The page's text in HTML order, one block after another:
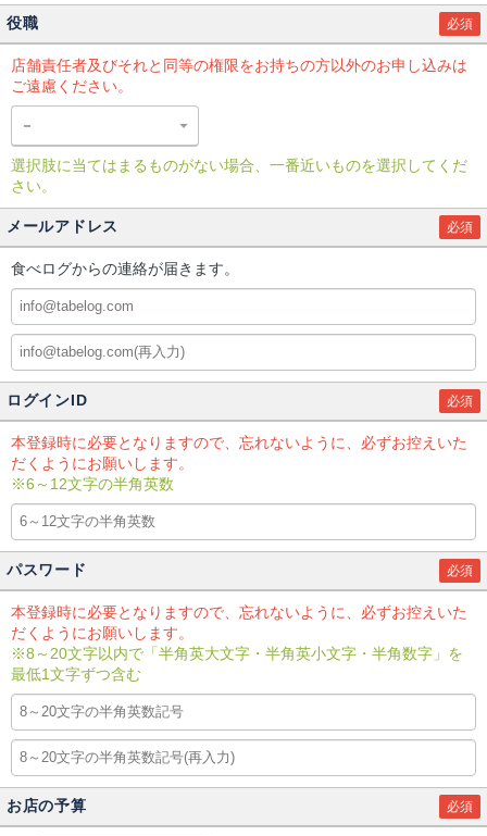
役職 必須
店舗責任者及びそれと同等の権限をお持ちの方以外のお申し込みは
ご遠慮ください。
選択肢に当てはまるものがない場合、一番近いものを選択してくだ
さい。
メールアドレス 必須
食べログからの連絡が届きます。
ログインID 必須
本登録時に必要となりますので、忘れないように、必ずお控えいた
だくようにお願いします。
※6～12文字の半角英数
パスワード 必須
本登録時に必要となりますので、忘れないように、必ずお控えいた
だくようにお願いします。
※8～20文字以内で「半角英大文字・半角英小文字・半角数字」を
最低1文字ずつ含む
お店の予算 必須